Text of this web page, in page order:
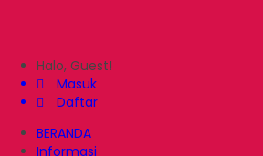
Halo, Guest!
Masuk
Daftar
BERANDA
Informasi